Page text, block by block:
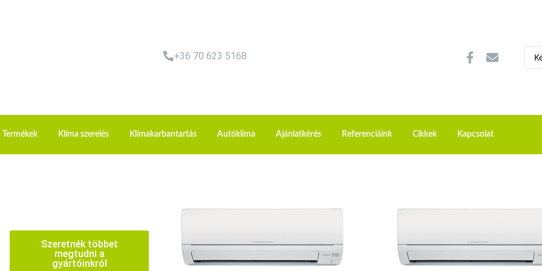
+36 70 623 5168
Termékek Klíma szerelés Klímakarbantartás Autóklíma Ajánlatkérés Referenciáink Cikkek Kapcsolat
Szeretnék többet
megtudni a
gyártóinkról